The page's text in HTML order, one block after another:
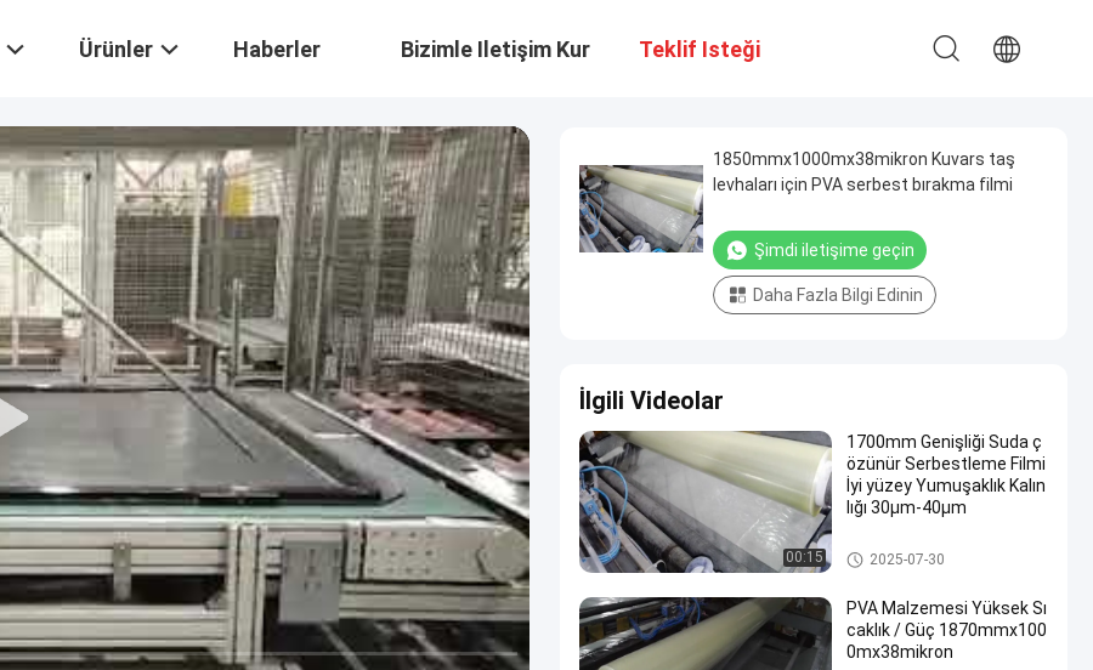
Ürünler Haberler Bizimle Iletişim Kur Teklif Isteği
1850mmx1000mx38mikron Kuvars taş
levhaları için PVA serbest bırakma filmi
Şimdi iletişime geçin
Daha Fazla Bilgi Edinin
İlgili Videolar
00:15
1700mm Genişliği Suda ç
özünür Serbestleme Filmi
İyi yüzey Yumuşaklık Kalın
lığı 30μm-40μm
Suda Çözünen Salım Filmi
2025-07-30
PVA Malzemesi Yüksek Sı
caklık / Güç 1870mmx100
0mx38mikron